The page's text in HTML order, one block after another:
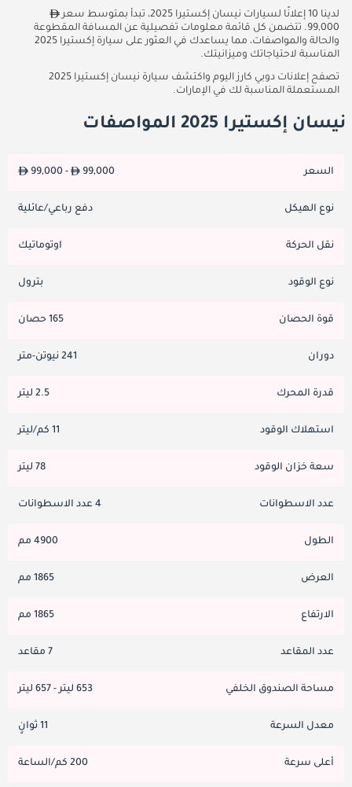
لدينا 10 إعلانًا لسيارات نيسان إكستيرا 2025، تبدأ بمتوسط سعر
99,000. تتضمن كل قائمة معلومات تفصيلية عن المسافة المقطوعة
والحالة والمواصفات، مما يساعدك في العثور على سيارة إكستيرا 2025
المناسبة لاحتياجاتك وميزانيتك.
تصفح إعلانات دوبي كارز اليوم واكتشف سيارة نيسان إكستيرا 2025
المستعملة المناسبة لك في الإمارات.
نيسان إكستيرا 2025 المواصفات
السعر 99,000 - 99,000
نوع الهيكل دفع رباعي/عائلية
نقل الحركة اوتوماتيك
نوع الوقود بترول
قوة الحصان 165 حصان
دوران 241 نيوتن-متر
قدرة المحرك 2.5 ليتر
استهلاك الوقود 11 كم/ليتر
سعة خزان الوقود 78 ليتر
عدد الاسطوانات 4 عدد الاسطوانات
الطول 4900 مم
العرض 1865 مم
الارتفاع 1865 مم
عدد المقاعد 7 مقاعد
مساحة الصندوق الخلفي 653 ليتر - 657 ليتر
معدل السرعة 11 ثوانٍ
أعلى سرعة 200 كم/الساعة